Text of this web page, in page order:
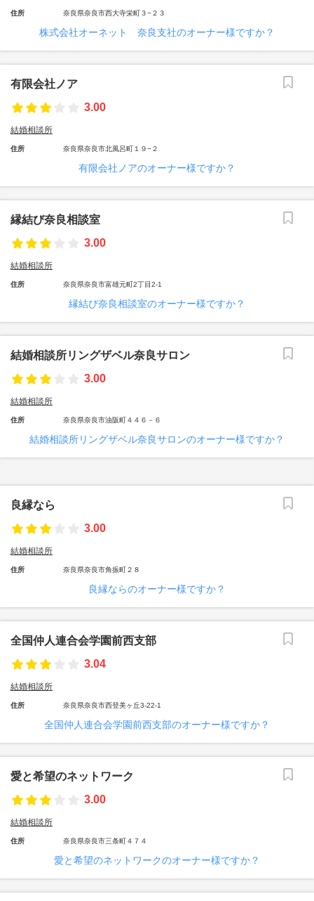
住所 奈良県奈良市西大寺栄町３−２３
株式会社オーネット 奈良支社のオーナー様ですか？
有限会社ノア
3.00
結婚相談所
住所 奈良県奈良市北風呂町１９−２
有限会社ノアのオーナー様ですか？
縁結び奈良相談室
3.00
結婚相談所
住所 奈良県奈良市富雄元町2丁目2-1
縁結び奈良相談室のオーナー様ですか？
結婚相談所リングザベル奈良サロン
3.00
結婚相談所
住所 奈良県奈良市油阪町４４６－６
結婚相談所リングザベル奈良サロンのオーナー様ですか？
良縁なら
3.00
結婚相談所
住所 奈良県奈良市角振町２８
良縁ならのオーナー様ですか？
全国仲人連合会学園前西支部
3.04
結婚相談所
住所 奈良県奈良市西登美ヶ丘3-22-1
全国仲人連合会学園前西支部のオーナー様ですか？
愛と希望のネットワーク
3.00
結婚相談所
住所 奈良県奈良市三条町４７４
愛と希望のネットワークのオーナー様ですか？